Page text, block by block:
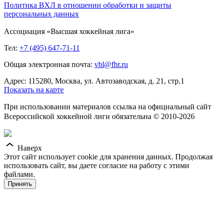
Политика ВХЛ в отношении обработки и защиты
персональных данных
Ассоциация «Высшая хоккейная лига»
Тел: +7 (495) 647-71-11
Общая электронная почта: vhl@fhr.ru
Адрес: 115280, Москва, ул. Автозаводская, д. 21, стр.1
Показать на карте
При использовании материалов ссылка на официальный сайт
Всероссийской хоккейной лиги обязательна © 2010-2026
Наверх
Этот сайт использует cookie для хранения данных. Продолжая
использовать сайт, вы даете согласие на работу с этими
файлами.
Принять